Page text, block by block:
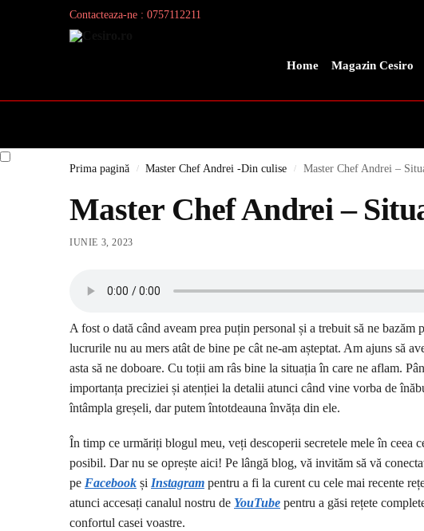
Contacteaza-ne : 0757112211
Home Magazin Cesiro
Search
Prima pagină / Master Chef Andrei -Din culise / Master Chef Andrei –
Master Chef Andrei –
IUNIE 3, 2023
A fost o dată când aveam prea puțin personal și a trebuit să ne bazăm
lucrurile nu au mers atât de bine pe cât ne-am așteptat. Am ajuns să
asta să ne doboare. Cu toții am râs bine la situația în care ne aflam.
importanța preciziei și atenției la detalii atunci când vine vorba de
întâmpla greșeli, dar putem întotdeauna învăța din ele.
În timp ce urmăriți blogul meu, veți descoperii secretele mele în ceea
posibil. Dar nu se oprește aici! Pe lângă blog, vă invităm să vă
pe Facebook și Instagram pentru a fi la curent cu cele mai recente
atunci accesați canalul nostru de YouTube pentru a găsi rețete
confortul casei voastre.